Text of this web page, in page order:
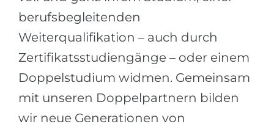
berufsbegleitenden
Weiterqualifikation – auch durch
Zertifikatsstudiengänge – oder einem
Doppelstudium widmen. Gemeinsam
mit unseren Doppelpartnern bilden
wir neue Generationen von